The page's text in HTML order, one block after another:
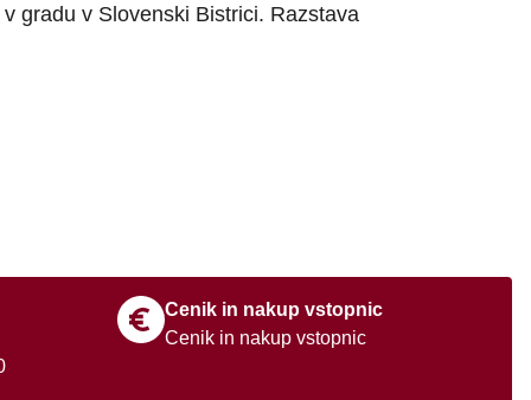
gradu v Slovenski Bistrici. Razstava
Cenik in nakup vstopnic
Cenik in nakup vstopnic